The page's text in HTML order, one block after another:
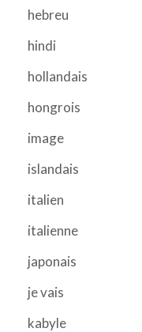
hebreu
hindi
hollandais
hongrois
image
islandais
italien
italienne
japonais
je vais
kabyle